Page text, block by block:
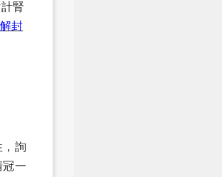
腎
解封
，詢
冠一